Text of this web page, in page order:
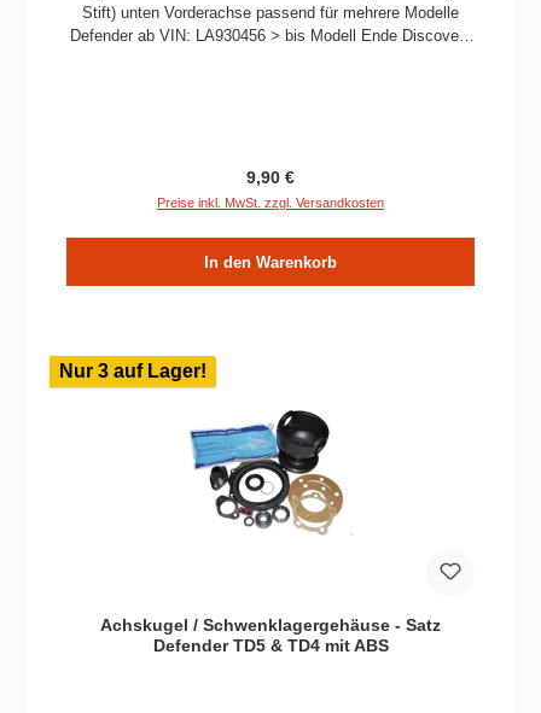
Stift) unten Vorderachse passend für mehrere Modelle
Defender ab VIN: LA930456 > bis Modell Ende Discovery
Regulärer Preis:
9,90 €
Preise inkl. MwSt. zzgl. Versandkosten
In den Warenkorb
Nur 3 auf Lager!
Achskugel / Schwenklagergehäuse - Satz
Defender TD5 & TD4 mit ABS